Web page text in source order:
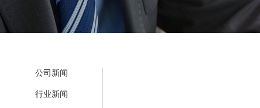
公司新闻
行业新闻